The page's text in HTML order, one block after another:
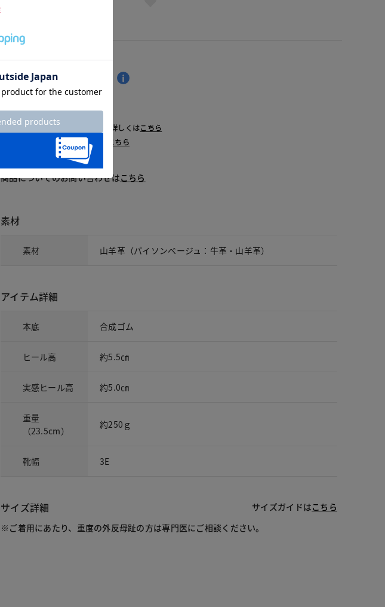
交換・返品はお気軽に！
△：残りわずか
～頃お届け：入荷次第、お届け。
再入荷予約：メールでお知らせ。詳しくはこちら
1週間前後でお届け： 詳しくは
こちら
商品についてのお問い合わせはこちら
素材
素材 山羊革（パイソンベージュ：牛革・山羊革）
アイテム詳細
本底 合成ゴム
ヒール高 約5.5㎝
実感ヒール高 約5.0㎝
重量
（23.5cm）
約250ｇ
靴幅 3E
サイズ詳細 サイズガイドはこちら
※ご着用にあたり、重度の外反母趾の方は専門医にご相談ください。